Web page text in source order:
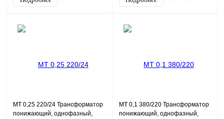
MT 0,25 220/24 Трансформатор
понижающий, однофазный,
MT 0,1 380/220 Трансформатор
понижающий, однофазный,